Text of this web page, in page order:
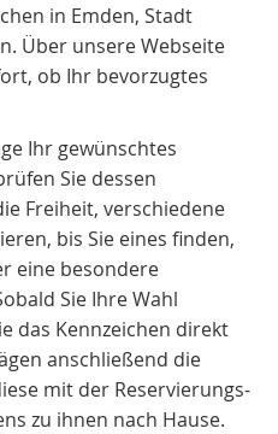
in Emden, Stadt
Über unsere Webseite
ob Ihr bevorzugtes
Ihr gewünschtes
Sie dessen
Freiheit, verschiedene
bis Sie eines finden,
eine besondere
Sie Ihre Wahl
das Kennzeichen direkt
anschließend die
mit der Reservierungs-
zu ihnen nach Hause.